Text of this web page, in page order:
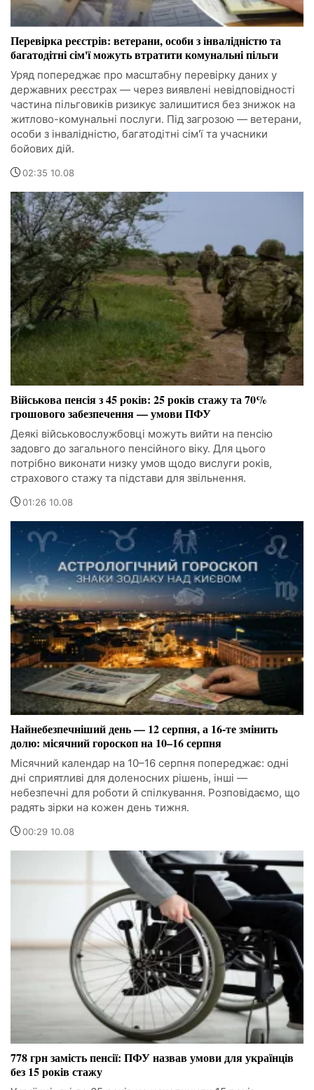
Перевірка реєстрів: ветерани, особи з інвалідністю та
багатодітні сім'ї можуть втратити комунальні пільги
Уряд попереджає про масштабну перевірку даних у
державних реєстрах — через виявлені невідповідності
частина пільговиків ризикує залишитися без знижок на
житлово-комунальні послуги. Під загрозою — ветерани,
особи з інвалідністю, багатодітні сім'ї та учасники
бойових дій.
02:35 10.08
Військова пенсія з 45 років: 25 років стажу та 70%
грошового забезпечення — умови ПФУ
Деякі військовослужбовці можуть вийти на пенсію
задовго до загального пенсійного віку. Для цього
потрібно виконати низку умов щодо вислуги років,
страхового стажу та підстави для звільнення.
01:26 10.08
Найнебезпечніший день — 12 серпня, а 16-те змінить
долю: місячний гороскоп на 10–16 серпня
Місячний календар на 10–16 серпня попереджає: одні
дні сприятливі для доленосних рішень, інші —
небезпечні для роботи й спілкування. Розповідаємо, що
радять зірки на кожен день тижня.
00:29 10.08
778 грн замість пенсії: ПФУ назвав умови для українців
без 15 років стажу